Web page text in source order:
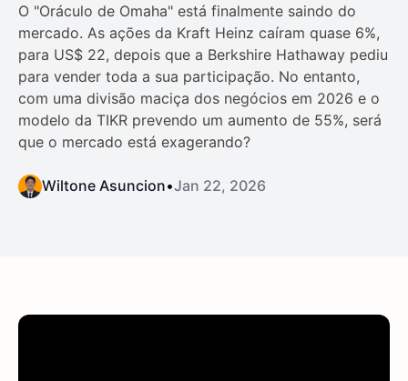
O "Oráculo de Omaha" está finalmente saindo do
mercado. As ações da Kraft Heinz caíram quase 6%,
para US$ 22, depois que a Berkshire Hathaway pediu
para vender toda a sua participação. No entanto,
com uma divisão maciça dos negócios em 2026 e o
modelo da TIKR prevendo um aumento de 55%, será
que o mercado está exagerando?
Wiltone Asuncion•Jan 22, 2026